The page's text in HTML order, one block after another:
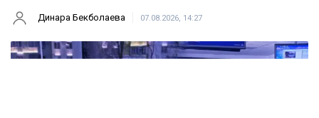
Динара Бекболаева 07.08.2026, 14:27